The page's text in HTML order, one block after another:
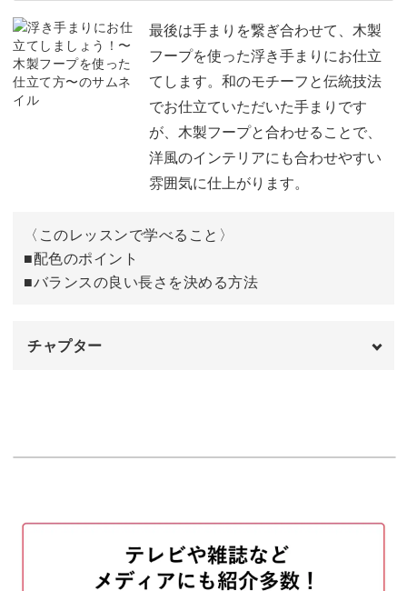
8等分組み合わせ地割りをする 02:33
第3北極、南極をもとに8等分の線を作る 06:38
松葉かがりをする 12:05
三角形とひし形に着目してかがる 19:45
濃いピンクの糸で飾りをつける
ラメ糸を巻く
束ねの模様の作り方
最後は手まりを繋ぎ合わせて、木製
フープを使った浮き手まりにお仕立
てします。和のモチーフと伝統技法
でお仕立ていただいた手まりです
が、木製フープと合わせることで、
洋風のインテリアにも合わせやすい
雰囲気に仕上がります。
〈このレッスンで学べること〉
■配色のポイント
■バランスの良い長さを決める方法
チャプター
手まりをつなげる